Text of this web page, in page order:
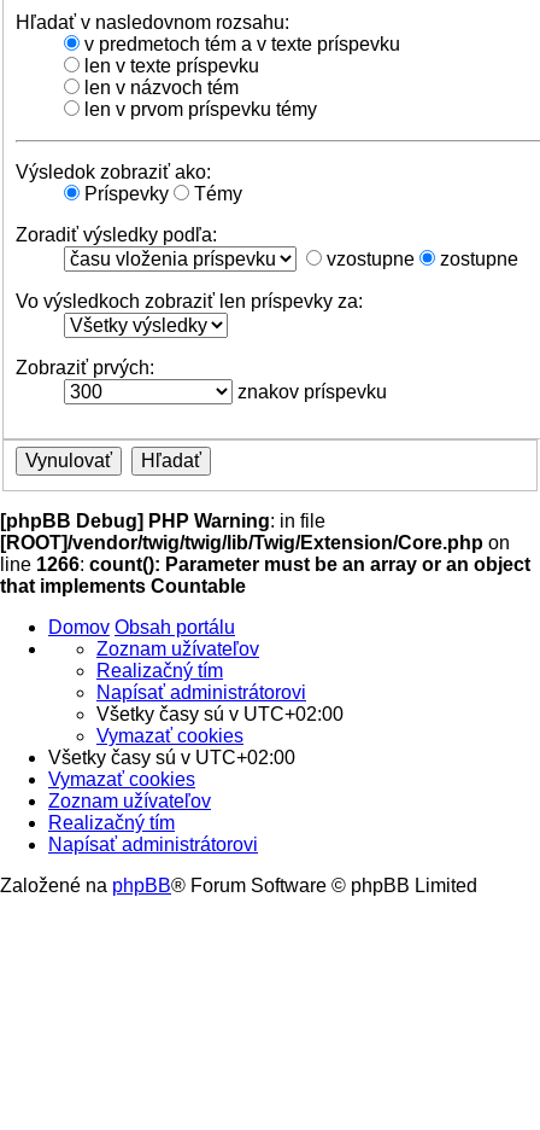
Hľadať v nasledovnom rozsahu:
v predmetoch tém a v texte príspevku
len v texte príspevku
len v názvoch tém
len v prvom príspevku témy
Výsledok zobraziť ako:
Príspevky
Témy
Zoradiť výsledky podľa:
vzostupne
zostupne
Vo výsledkoch zobraziť len príspevky za:
Zobraziť prvých:
znakov príspevku
[phpBB Debug] PHP Warning: in file
[ROOT]/vendor/twig/twig/lib/Twig/Extension/Core.php on
line 1266: count(): Parameter must be an array or an object
that implements Countable
Domov Obsah portálu
Zoznam užívateľov
Realizačný tím
Napísať administrátorovi
Všetky časy sú v UTC+02:00
Vymazať cookies
Všetky časy sú v UTC+02:00
Vymazať cookies
Zoznam užívateľov
Realizačný tím
Napísať administrátorovi
Založené na phpBB® Forum Software © phpBB Limited